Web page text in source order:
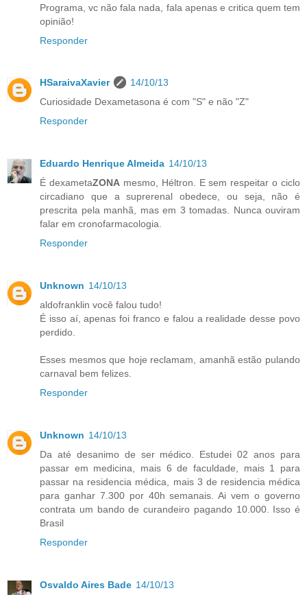
Programa, vc não fala nada, fala apenas e critica quem tem
opinião!
Responder
HSaraivaXavier
14/10/13
Curiosidade Dexametasona é com "S" e não "Z"
Responder
Eduardo Henrique Almeida 14/10/13
É dexametaZONAmesmo, Héltron. E sem respeitar o ciclo
circadiano que a suprerenal obedece, ou seja, não é
prescrita pela manhã, mas em 3 tomadas. Nunca ouviram
falar em cronofarmacologia.
Responder
Unknown 14/10/13
aldofranklin você falou tudo!
É isso aí, apenas foi franco e falou a realidade desse povo
perdido.
Esses mesmos que hoje reclamam, amanhã estão pulando
carnaval bem felizes.
Responder
Unknown 14/10/13
Da até desanimo de ser médico. Estudei 02 anos para
passar em medicina, mais 6 de faculdade, mais 1 para
passar na residencia médica, mais 3 de residencia médica
para ganhar 7.300 por 40h semanais. Ai vem o governo
contrata um bando de curandeiro pagando 10.000. Isso é
Brasil
Responder
Osvaldo Aires Bade 14/10/13